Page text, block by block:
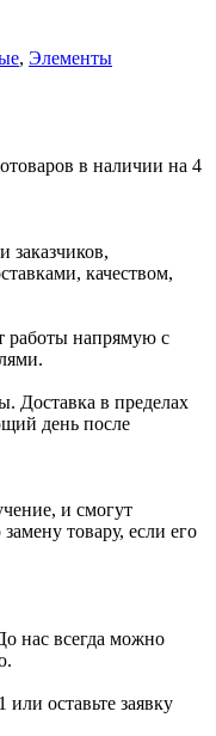
, Элементы
в наличии на 4
заказчиков,
качеством,
работы напрямую с
Доставка в пределах
день после
и смогут
товару, если его
нас всегда можно
или оставьте заявку